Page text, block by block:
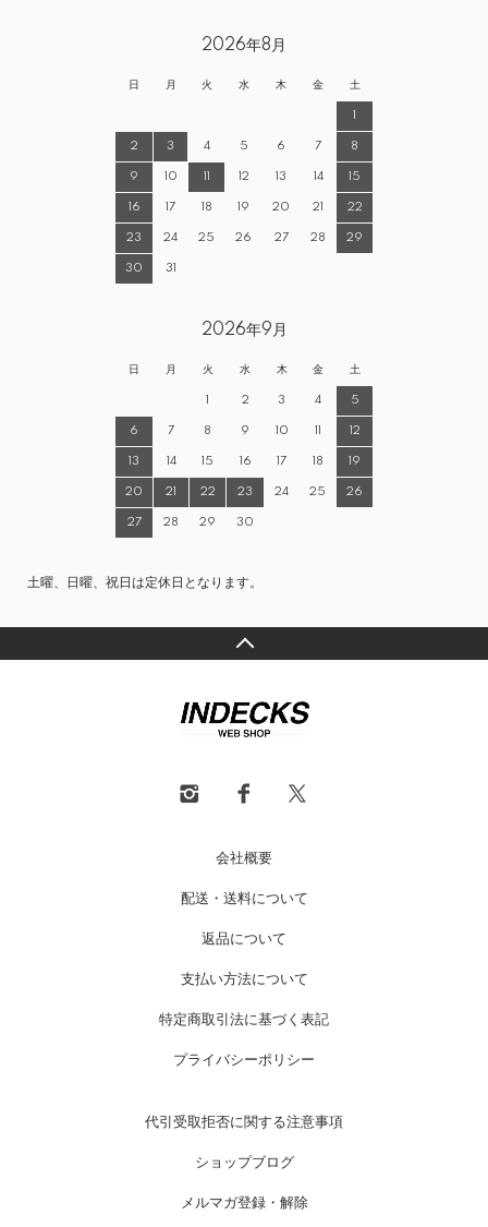
2026年8月
日 月 火 水 木 金 土
1
2 3 4 5 6 7 8
9 10 11 12 13 14 15
16 17 18 19 20 21 22
23 24 25 26 27 28 29
30 31
2026年9月
日 月 火 水 木 金 土
1 2 3 4 5
6 7 8 9 10 11 12
13 14 15 16 17 18 19
20 21 22 23 24 25 26
27 28 29 30
土曜、日曜、祝日は定休日となります。
会社概要
配送・送料について
返品について
支払い方法について
特定商取引法に基づく表記
プライバシーポリシー
代引受取拒否に関する注意事項
ショップブログ
メルマガ登録・解除